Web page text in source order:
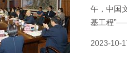
午，中国
基工程
2023-10-